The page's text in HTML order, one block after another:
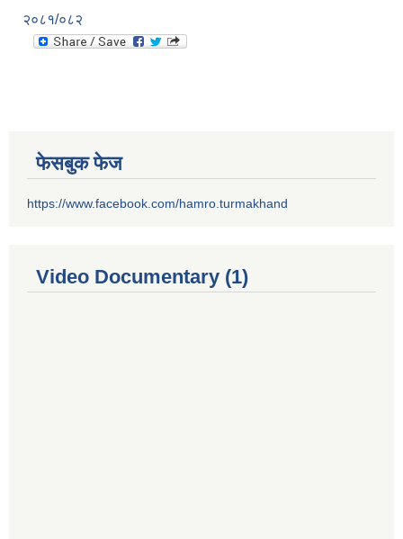
२०८१/०८२
फेसबुक फेज
https://www.facebook.com/hamro.turmakhand
Video Documentary (1)